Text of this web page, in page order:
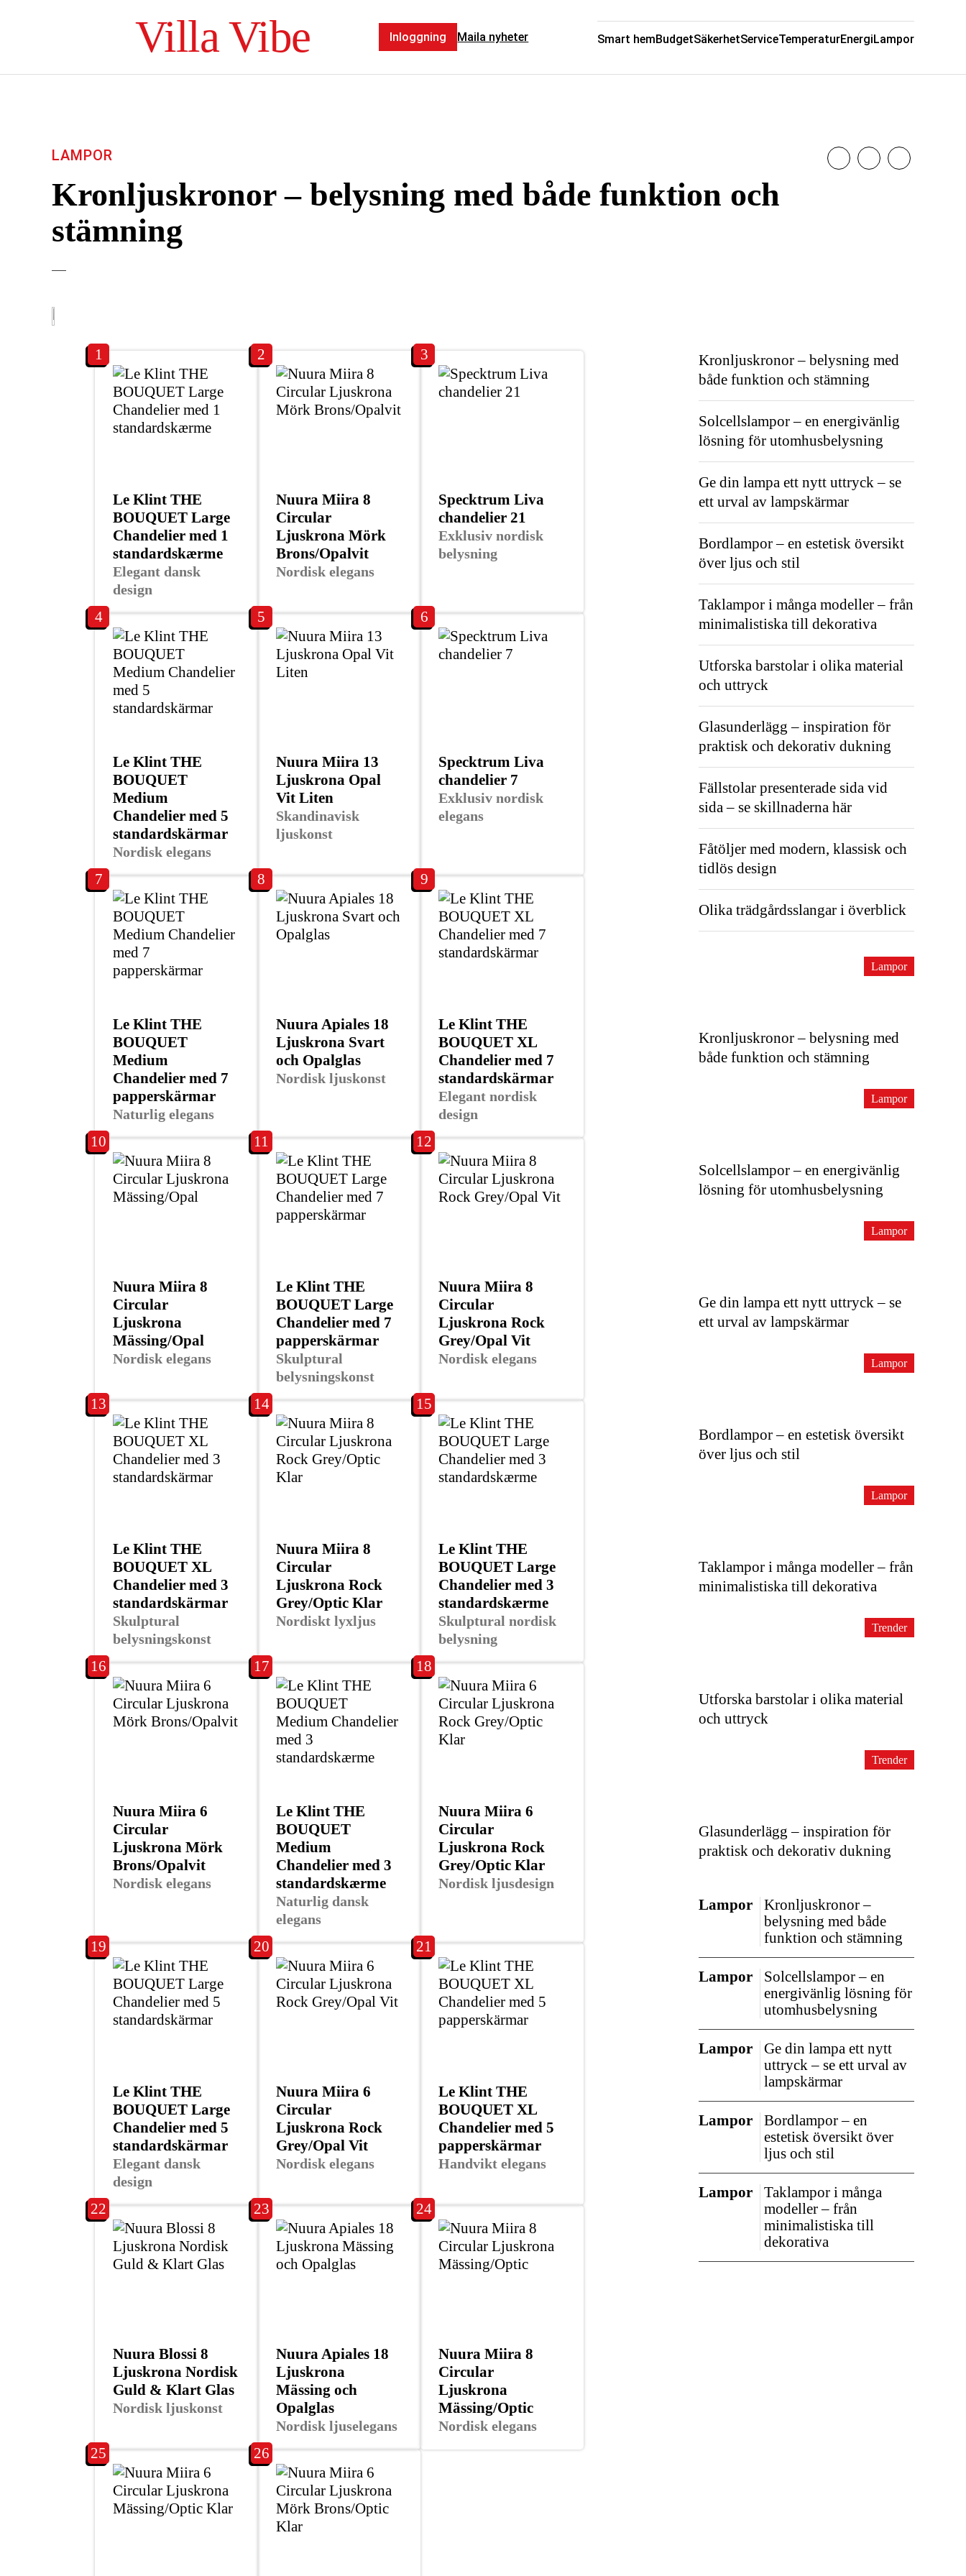
Villa Vibe Smart hemBudgetSäkerhetServiceTemperaturEnergiLampor
Inloggning Maila nyheter
Kronljuskronor – belysning med både funktion och
stämning
LAMPOR
1
Elegant dansk
design
Le Klint THE
BOUQUET Large
Chandelier med 1
standardskærme
2
Nordisk elegans
Nuura Miira 8
Circular
Ljuskrona Mörk
Brons/Opalvit
3
Exklusiv nordisk
belysning
Specktrum Liva
chandelier 21
4
Nordisk elegans
Le Klint THE
BOUQUET
Medium
Chandelier med 5
standardskärmar
5
Skandinavisk
ljuskonst
Nuura Miira 13
Ljuskrona Opal
Vit Liten
6
Exklusiv nordisk
elegans
Specktrum Liva
chandelier 7
7
Naturlig elegans
Le Klint THE
BOUQUET
Medium
Chandelier med 7
papperskärmar
8
Nordisk ljuskonst
Nuura Apiales 18
Ljuskrona Svart
och Opalglas
9
Elegant nordisk
design
Le Klint THE
BOUQUET XL
Chandelier med 7
standardskärmar
10
Nordisk elegans
Nuura Miira 8
Circular
Ljuskrona
Mässing/Opal
11
Skulptural
belysningskonst
Le Klint THE
BOUQUET Large
Chandelier med 7
papperskärmar
12
Nordisk elegans
Nuura Miira 8
Circular
Ljuskrona Rock
Grey/Opal Vit
13
Skulptural
belysningskonst
Le Klint THE
BOUQUET XL
Chandelier med 3
standardskärmar
14
Nordiskt lyxljus
Nuura Miira 8
Circular
Ljuskrona Rock
Grey/Optic Klar
15
Skulptural nordisk
belysning
Le Klint THE
BOUQUET Large
Chandelier med 3
standardskærme
16
Nordisk elegans
Nuura Miira 6
Circular
Ljuskrona Mörk
Brons/Opalvit
17
Naturlig dansk
elegans
Le Klint THE
BOUQUET
Medium
Chandelier med 3
standardskærme
18
Nordisk ljusdesign
Nuura Miira 6
Circular
Ljuskrona Rock
Grey/Optic Klar
19
Elegant dansk
design
Le Klint THE
BOUQUET Large
Chandelier med 5
standardskärmar
20
Nordisk elegans
Nuura Miira 6
Circular
Ljuskrona Rock
Grey/Opal Vit
21
Handvikt elegans
Le Klint THE
BOUQUET XL
Chandelier med 5
papperskärmar
22
Nordisk ljuskonst
Nuura Blossi 8
Ljuskrona Nordisk
Guld & Klart Glas
23
Nordisk ljuselegans
Nuura Apiales 18
Ljuskrona
Mässing och
Opalglas
24
Nordisk elegans
Nuura Miira 8
Circular
Ljuskrona
Mässing/Optic
25 26
Kronljuskronor – belysning med
både funktion och stämning
Solcellslampor – en energivänlig
lösning för utomhusbelysning
Ge din lampa ett nytt uttryck – se
ett urval av lampskärmar
Bordlampor – en estetisk översikt
över ljus och stil
Taklampor i många modeller – från
minimalistiska till dekorativa
Utforska barstolar i olika material
och uttryck
Glasunderlägg – inspiration för
praktisk och dekorativ dukning
Fällstolar presenterade sida vid
sida – se skillnaderna här
Fåtöljer med modern, klassisk och
tidlös design
Olika trädgårdsslangar i överblick
Kronljuskronor – belysning med
både funktion och stämning
Lampor
Solcellslampor – en energivänlig
lösning för utomhusbelysning
Lampor
Ge din lampa ett nytt uttryck – se
ett urval av lampskärmar
Lampor
Bordlampor – en estetisk översikt
över ljus och stil
Lampor
Taklampor i många modeller – från
minimalistiska till dekorativa
Lampor
Utforska barstolar i olika material
och uttryck
Trender
Glasunderlägg – inspiration för
praktisk och dekorativ dukning
Trender
Kronljuskronor –
belysning med både
funktion och stämning
Lampor
Solcellslampor – en
energivänlig lösning för
utomhusbelysning
Lampor
Ge din lampa ett nytt
uttryck – se ett urval av
lampskärmar
Lampor
Bordlampor – en
estetisk översikt över
ljus och stil
Lampor
Taklampor i många
modeller – från
minimalistiska till
dekorativa
Lampor